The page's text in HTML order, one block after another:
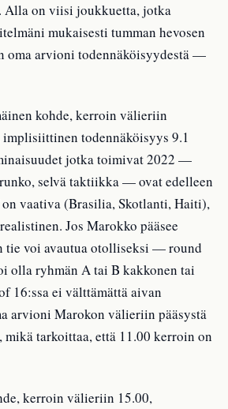
Alla on viisi joukkuetta, jotka
mukaisesti tumman hevosen
oma arvioni todennäköisyydestä —
kohde, kerroin välieriin
todennäköisyys 9.1
jotka toimivat 2022 —
selvä taktiikka — ovat edelleen
vaativa (Brasilia, Skotlanti, Haiti),
Jos Marokko pääsee
tie voi avautua otolliseksi — round
olla ryhmän A tai B kakkonen tai
16:ssa ei välttämättä aivan
arvioni Marokon välieriin pääsystä
mikä tarkoittaa, että 11.00 kerroin on
kerroin välieriin 15.00,